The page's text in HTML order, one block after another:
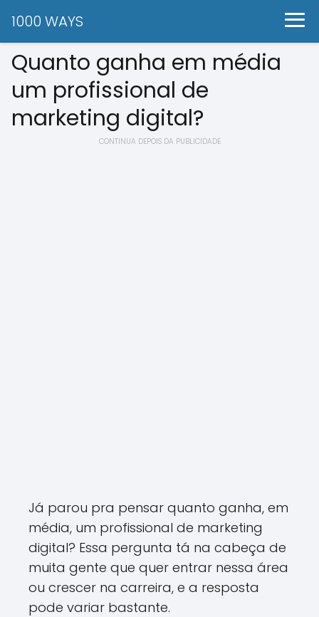
1000 WAYS
Quanto ganha em média
um profissional de
marketing digital?
CONTINUA DEPOIS DA PUBLICIDADE
Já parou pra pensar quanto ganha, em
média, um profissional de marketing
digital? Essa pergunta tá na cabeça de
muita gente que quer entrar nessa área
ou crescer na carreira, e a resposta
pode variar bastante.